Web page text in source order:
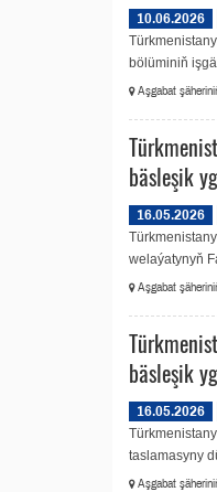
10.06.2026
bölüminiň
Aşgabat
bäsleşik
16.05.2026
welaýatynyň
Aşgabat
bäsleşik
16.05.2026
taslamasyny
Aşgabat